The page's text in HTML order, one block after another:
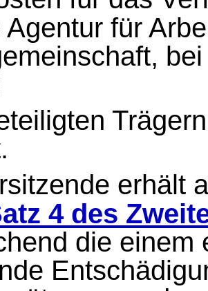
für
erhält
4 des
die einem